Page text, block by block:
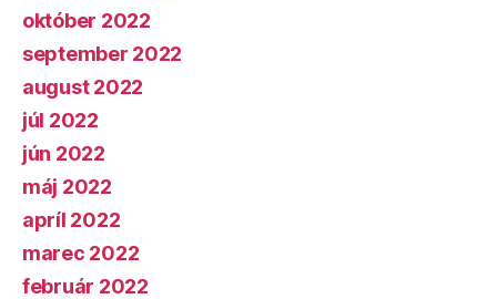
október 2022
september 2022
august 2022
júl 2022
jún 2022
máj 2022
apríl 2022
marec 2022
február 2022